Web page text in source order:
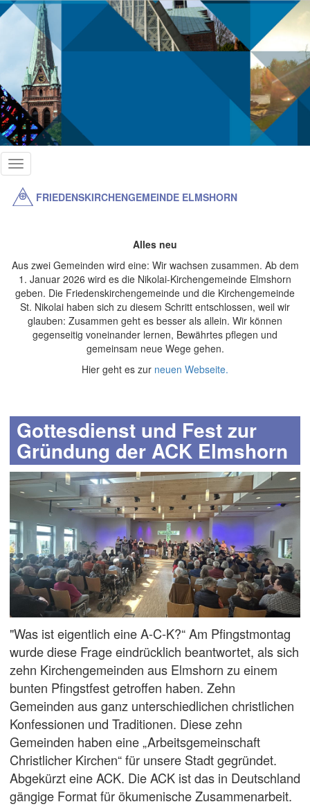
Direkt
zum
Toggle
navigation
FRIEDENSKIRCHENGEMEINDE ELMSHORN
Alles neu
Aus zwei Gemeinden wird eine: Wir wachsen zusammen. Ab dem
1. Januar 2026 wird es die Nikolai-Kirchengemeinde Elmshorn
geben. Die Friedenskirchengemeinde und die Kirchengemeinde
St. Nikolai haben sich zu diesem Schritt entschlossen, weil wir
glauben: Zusammen geht es besser als allein. Wir können
gegenseitig voneinander lernen, Bewährtes pflegen und
gemeinsam neue Wege gehen.
Hier geht es zur neuen Webseite.
Gottesdienst und Fest zur
Gründung der ACK Elmshorn
"Was ist eigentlich eine A-C-K?“ Am Pfingstmontag
wurde diese Frage eindrücklich beantwortet, als sich
zehn Kirchengemeinden aus Elmshorn zu einem
bunten Pfingstfest getroffen haben. Zehn
Gemeinden aus ganz unterschiedlichen christlichen
Konfessionen und Traditionen. Diese zehn
Gemeinden haben eine „Arbeitsgemeinschaft
Christlicher Kirchen“ für unsere Stadt gegründet.
Abgekürzt eine ACK. Die ACK ist das in Deutschland
gängige Format für ökumenische Zusammenarbeit.